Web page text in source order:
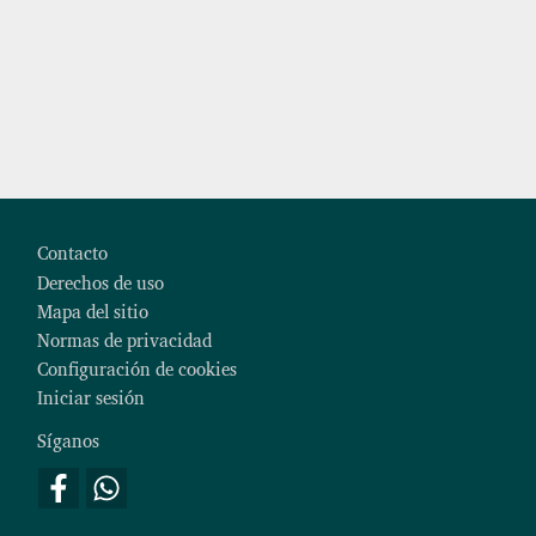
Contacto
Derechos de uso
Mapa del sitio
Normas de privacidad
Configuración de cookies
Iniciar sesión
Síganos